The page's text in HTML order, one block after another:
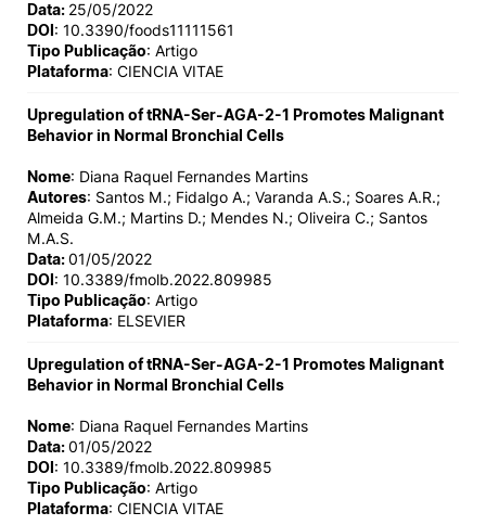
Data: 25/05/2022
DOI: 10.3390/foods11111561
Tipo Publicação: Artigo
Plataforma: CIENCIA VITAE
Upregulation of tRNA-Ser-AGA-2-1 Promotes Malignant
Behavior in Normal Bronchial Cells
Nome: Diana Raquel Fernandes Martins
Autores: Santos M.; Fidalgo A.; Varanda A.S.; Soares A.R.;
Almeida G.M.; Martins D.; Mendes N.; Oliveira C.; Santos
M.A.S.
Data:01/05/2022
DOI: 10.3389/fmolb.2022.809985
Tipo Publicação: Artigo
Plataforma: ELSEVIER
Upregulation of tRNA-Ser-AGA-2-1 Promotes Malignant
Behavior in Normal Bronchial Cells
Nome: Diana Raquel Fernandes Martins
Data:01/05/2022
DOI: 10.3389/fmolb.2022.809985
Tipo Publicação: Artigo
Plataforma: CIENCIA VITAE